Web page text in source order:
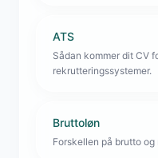
ATS
Sådan kommer dit CV
rekrutteringssystemer.
Bruttoløn
Forskellen på brutto